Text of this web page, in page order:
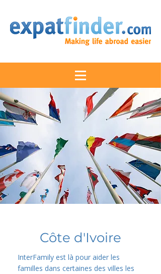
Côte d'Ivoire
InterFamily est là pour aider les
familles dans certaines des villes les